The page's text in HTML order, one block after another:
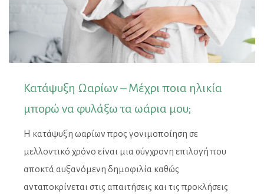
Κατάψυξη Ωαρίων – Μέχρι ποια ηλικία
μπορώ να φυλάξω τα ωάρια μου;
Η κατάψυξη ωαρίων προς γονιμοποίηση σε
μελλοντικό χρόνο είναι μια σύγχρονη επιλογή που
αποκτά αυξανόμενη δημοφιλία καθώς
ανταποκρίνεται στις απαιτήσεις και τις προκλήσεις